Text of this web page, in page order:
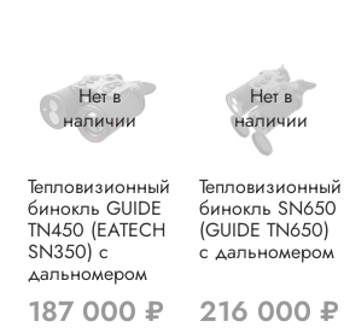
Нет в
наличии
Тепловизионный
бинокль GUIDE
TN450 (EATECH
SN350) с
дальномером
187 000 ₽
Нет в
наличии
Тепловизионный
бинокль SN650
(GUIDE TN650)
с дальномером
216 000 ₽